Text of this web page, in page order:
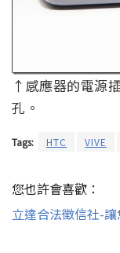
↑感應器的電源
孔。
Tags: HTC VIVE
您也許會喜歡：
立達合法徵信社-